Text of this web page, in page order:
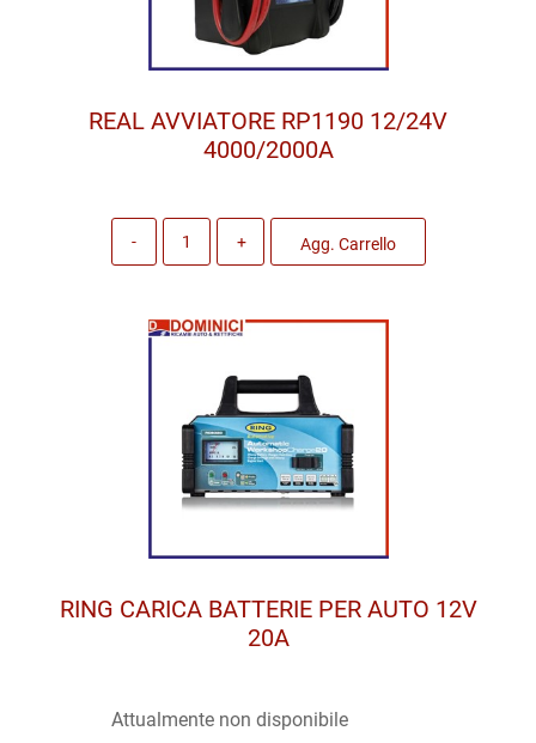
REAL AVVIATORE RP1190 12/24V
4000/2000A
Agg. Carrello
RING CARICA BATTERIE PER AUTO 12V
20A
Attualmente non disponibile